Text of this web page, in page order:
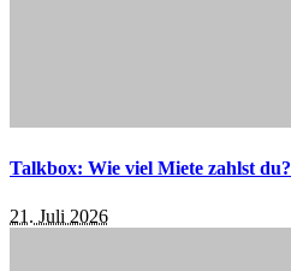
Talkbox: Wie viel Miete zahlst du?
21. Juli 2026